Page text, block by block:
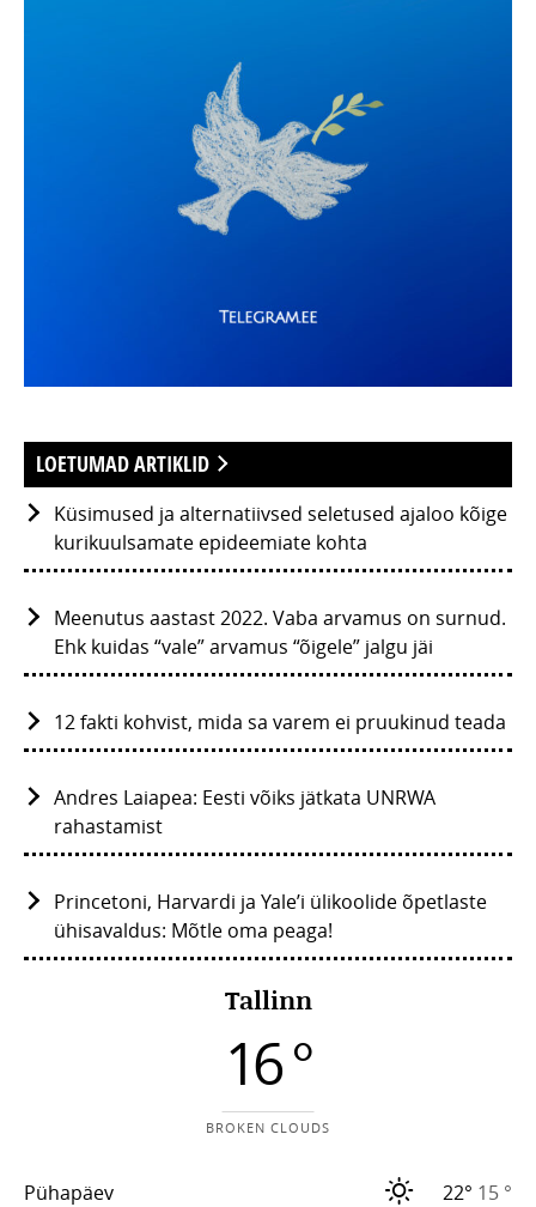
LOETUMAD ARTIKLID
Küsimused ja alternatiivsed seletused ajaloo kõige
kurikuulsamate epideemiate kohta
Meenutus aastast 2022. Vaba arvamus on surnud.
Ehk kuidas “vale” arvamus “õigele” jalgu jäi
12 fakti kohvist, mida sa varem ei pruukinud teada
Andres Laiapea: Eesti võiks jätkata UNRWA
rahastamist
Princetoni, Harvardi ja Yale’i ülikoolide õpetlaste
ühisavaldus: Mõtle oma peaga!
Tallinn
16 °
BROKEN CLOUDS
Pühapäev 22° 15 °